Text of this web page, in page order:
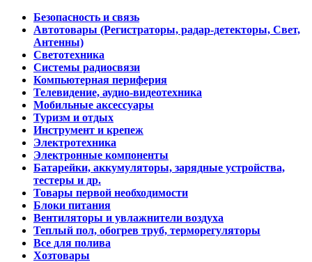
Безопасность и связь
Автотовары (Регистраторы, радар-детекторы, Свет,
Антенны)
Светотехника
Системы радиосвязи
Компьютерная периферия
Телевидение, аудио-видеотехника
Мобильные аксессуары
Туризм и отдых
Инструмент и крепеж
Электротехника
Электронные компоненты
Батарейки, аккумуляторы, зарядные устройства,
тестеры и др.
Товары первой необходимости
Блоки питания
Вентиляторы и увлажнители воздуха
Теплый пол, обогрев труб, терморегуляторы
Все для полива
Хозтовары